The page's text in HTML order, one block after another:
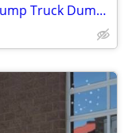
2013 Ford F-450 SD Crew Cab DRW Dump Truck Dump Truck